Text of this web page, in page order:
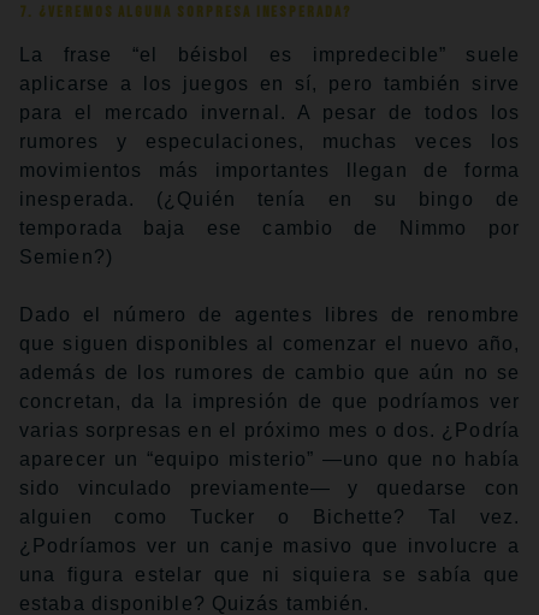
7. ¿Veremos alguna sorpresa inesperada?
La frase “el béisbol es impredecible” suele
aplicarse a los juegos en sí, pero también sirve
para el mercado invernal. A pesar de todos los
rumores y especulaciones, muchas veces los
movimientos más importantes llegan de forma
inesperada. (¿Quién tenía en su bingo de
temporada baja ese cambio de Nimmo por
Semien?)
Dado el número de agentes libres de renombre
que siguen disponibles al comenzar el nuevo año,
además de los rumores de cambio que aún no se
concretan, da la impresión de que podríamos ver
varias sorpresas en el próximo mes o dos. ¿Podría
aparecer un “equipo misterio” —uno que no había
sido vinculado previamente— y quedarse con
alguien como Tucker o Bichette? Tal vez.
¿Podríamos ver un canje masivo que involucre a
una figura estelar que ni siquiera se sabía que
estaba disponible? Quizás también.